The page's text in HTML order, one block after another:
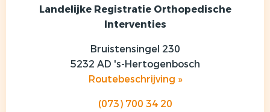
Landelijke Registratie Orthopedische
Interventies
Bruistensingel 230
5232 AD 's-Hertogenbosch
Routebeschrijving »
(073) 700 34 20